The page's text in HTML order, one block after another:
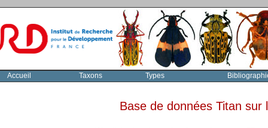
Accueil Taxons Types
Base de données Titan